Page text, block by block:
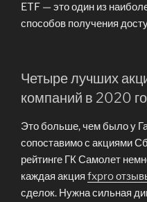
ETF — это один из
способов получения
Четыре лучших
компаний в 2020
Это больше, чем было у
сопоставимо с акциями
рейтинге ГК Самолет
каждая акция fxpro
сделок. Нужна сильная